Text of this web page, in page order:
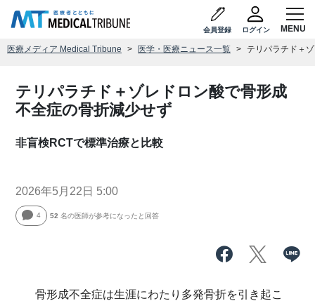
会員登録 ログイン
医療メディア Medical Tribune 医学・医療ニュース一覧 テリパラチド＋
テリパラチド＋ゾレドロン酸で骨形成
不全症の骨折減少せず
非盲検RCTで標準治療と比較
2026年5月22日 5:00
4 52 名の医師が参考になったと回答
骨形成不全症は生涯にわたり多発骨折を引き起こ